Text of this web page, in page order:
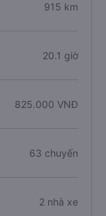
915 km
20.1 giờ
825.000 VNĐ
63 chuyến
2 nhà xe